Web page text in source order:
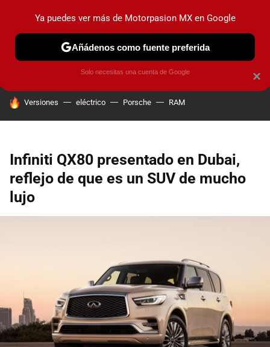
PRUEBAS INDUSTRIA HOY NO CIRCULA
HOY SE HABLA DE
Versiones eléctrico Porsche RAM
Infiniti QX80 presentado en Dubai,
reflejo de que es un SUV de mucho
lujo
×
Ya puedes ver más de Motorpasion MX en Google
Añádenos como fuente preferida
Solo necesitas una cuenta de Google